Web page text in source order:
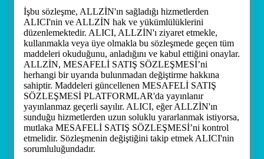
İşbu sözleşme, ALLZİN'ın sağladığı hizmetlerden
ALICI'nin ve ALLZİN hak ve yükümlülüklerini
düzenlemektedir. ALICI, ALLZİN'ı ziyaret etmekle,
kullanmakla veya üye olmakla bu sözleşmede geçen tüm
maddeleri okuduğunu, anladığını ve kabul ettiğini onaylar.
ALLZİN, MESAFELİ SATIŞ SÖZLEŞMESİ’ni
herhangi bir uyarıda bulunmadan değiştirme hakkına
sahiptir. Maddeleri güncellenen MESAFELİ SATIŞ
SÖZLEŞMESİ PLATFORMLAR'da yayınlanır
yayınlanmaz geçerli sayılır. ALICI, eğer ALLZİN'ın
sunduğu hizmetlerden uzun soluklu yararlanmak istiyorsa,
mutlaka MESAFELİ SATIŞ SÖZLEŞMESİ’ni kontrol
etmelidir. Sözleşmenin değiştiğini takip etmek ALICI'nin
sorumluluğundadır.